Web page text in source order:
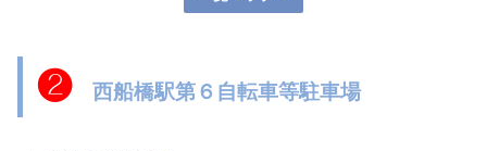
❷西船橋駅第６自転車等駐車場